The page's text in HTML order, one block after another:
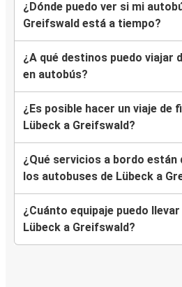
¿Dónde puedo ver si mi
Greifswald está a tiempo?
¿A qué destinos puedo viajar
en autobús?
¿Es posible hacer un viaje de
Lübeck a Greifswald?
¿Qué servicios a bordo están
los autobuses de Lübeck a
¿Cuánto equipaje puedo
Lübeck a Greifswald?